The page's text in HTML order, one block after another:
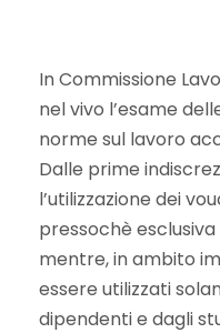
In Commissione
nel vivo l’esame
norme sul lavoro
Dalle prime
l’utilizzazione dei
pressochè
mentre, in ambito
essere utilizzati
dipendenti e dagli